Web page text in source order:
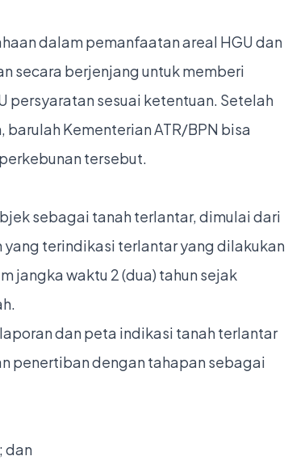
dalam pemanfaatan areal HGU dan
secara berjenjang untuk memberi
persyaratan sesuai ketentuan. Setelah
Kementerian ATR/BPN bisa
tersebut.
sebagai tanah terlantar, dimulai dari
terindikasi terlantar yang dilakukan
jangka waktu 2 (dua) tahun sejak
dan peta indikasi tanah terlantar
penertiban dengan tahapan sebagai
dan